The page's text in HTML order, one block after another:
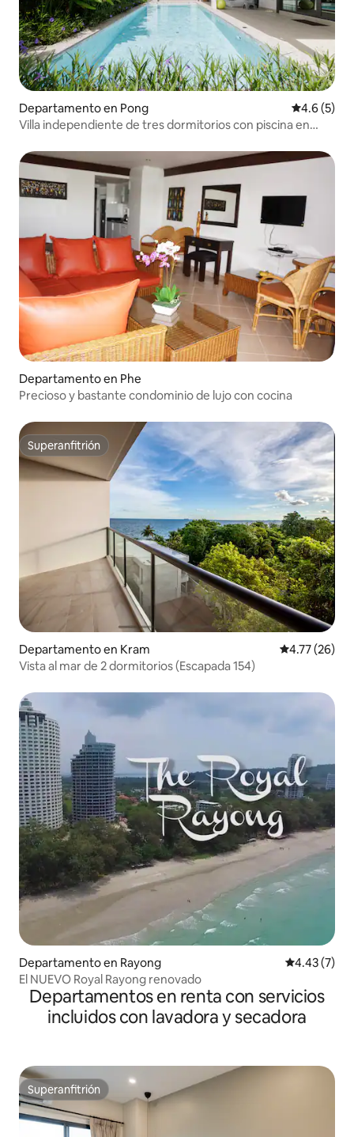
Departamento en Pong
4.6 (5)
Villa independiente de tres dormitorios con piscina en
Departamento en Phe
Precioso y bastante condominio de lujo con cocina
Superanfitrión
Superanfitrión
Departamento en Kram Calificación
4.77 (26)
Vista al mar de 2 dormitorios (Escapada 154)
Departamento en Rayong Calificación
4.43 (7)
El NUEVO Royal Rayong renovado
Departamentos en renta con servicios
incluidos con lavadora y secadora
Superanfitrión
Superanfitrión